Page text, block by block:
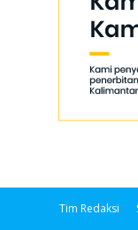
Tim Redaksi